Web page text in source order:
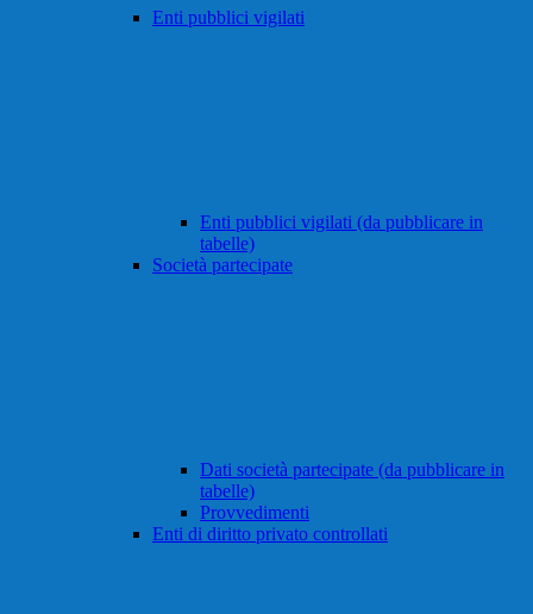
Enti pubblici vigilati
Enti pubblici vigilati (da pubblicare in
tabelle)
Società partecipate
Dati società partecipate (da pubblicare in
tabelle)
Provvedimenti
Enti di diritto privato controllati